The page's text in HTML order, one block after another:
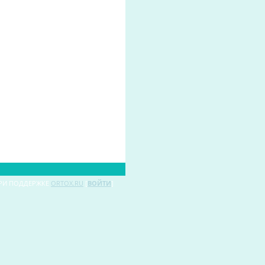
ПОДДЕРЖКЕ ORTOX.RU [ВОЙТИ]